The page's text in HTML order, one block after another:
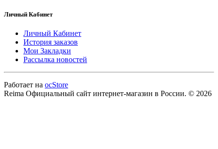
Личный Кабинет
Личный Кабинет
История заказов
Мои Закладки
Рассылка новостей
Работает на ocStore
Reima Официальный сайт интернет-магазин в России. © 2026